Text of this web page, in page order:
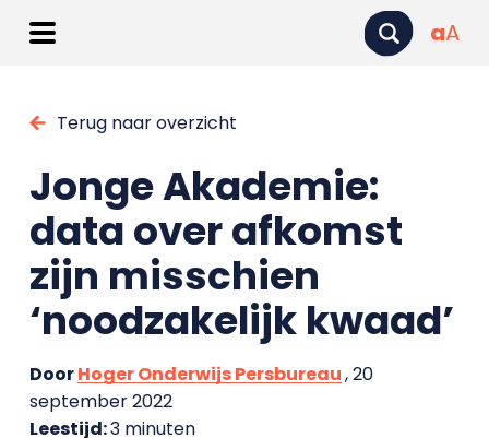
aA
Terug naar overzicht
Jonge Akademie:
data over afkomst
zijn misschien
‘noodzakelijk kwaad’
DoorHoger Onderwijs Persbureau, 20
september 2022
Leestijd:3 minuten